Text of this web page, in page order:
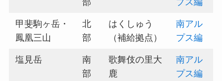
甲斐駒ヶ岳・
鳳凰三山
北
部
はくしゅう
（補給拠点）
南アル
プス編
塩見岳
南
部
歌舞伎の里大
鹿
南アル
プス編